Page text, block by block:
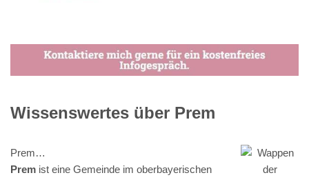
Wissenswertes über Prem
Prem…
Prem ist eine Gemeinde im oberbayerischen